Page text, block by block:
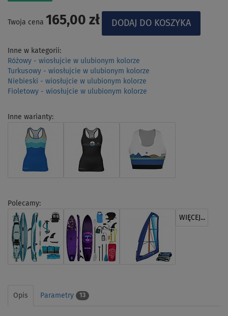
Twoja cena 165,00 zł
Inne w kategorii:
Różowy - wiosłujcie w ulubionym kolorze
Turkusowy - wiosłujcie w ulubionym kolorze
Niebieski - wiosłujcie w ulubionym kolorze
Fioletowy - wiosłujcie w ulubionym kolorze
Inne warianty:
Polecamy:
WIĘCEJ...
Opis Parametry 13